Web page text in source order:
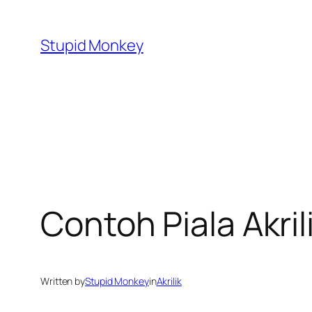
content
Stupid Monkey
Contoh Piala
Written byStupid MonkeyinAkrilik